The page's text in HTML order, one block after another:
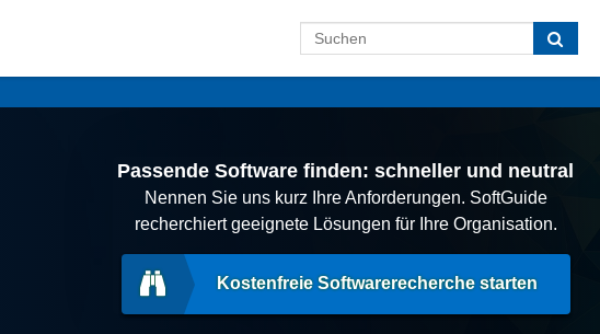
Passende Software finden: schneller und neutral
Nennen Sie uns kurz Ihre Anforderungen. SoftGuide
recherchiert geeignete Lösungen für Ihre Organisation.
Kostenfreie Softwarerecherche starten